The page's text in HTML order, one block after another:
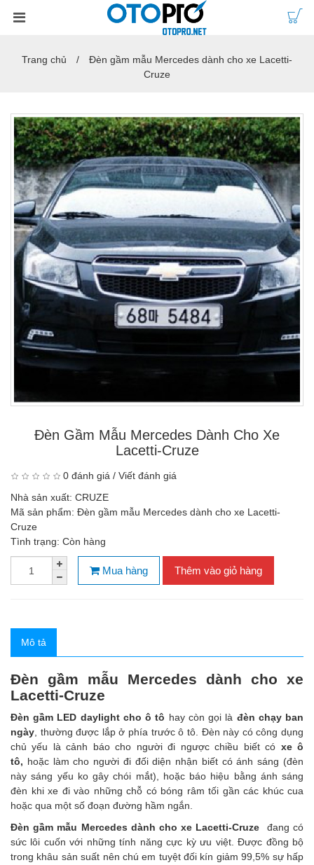
Trang chủ
Đèn gầm mẫu Mercedes dành cho xe Lacetti-
Cruze
Đèn Gầm Mẫu Mercedes Dành Cho Xe
Lacetti-Cruze
0 đánh giá / Viết đánh giá
Nhà sản xuất: CRUZE
Mã sản phẩm: Đèn gầm mẫu Mercedes dành cho xe Lacetti-
Cruze
Tình trạng: Còn hàng
Mua hàng Thêm vào giỏ hàng
Mô tả
Đèn gầm mẫu Mercedes dành cho xe
Lacetti-Cruze
Đèn gầm LED daylight cho ô tô hay còn gọi là đèn chạy ban
ngày , thường được lắp ở phía trước ô tô. Đèn này có công dụng
chủ yếu là cảnh báo cho người đi ngược chiều biết có xe ô
tô, hoặc làm cho người đi đối diện nhận biết có ánh sáng (đèn
này sáng yếu ko gây chói mắt), hoặc báo hiệu bằng ánh sáng
đèn khi xe đi vào những chỗ có bóng râm tối gần các khúc cua
hoặc qua một số đoạn đường hầm ngắn.
Đèn gầm mẫu Mercedes dành cho xe Lacetti-Cruze
đang có
sức lôi cuốn với những tính năng cực kỳ ưu việt. Được đồng bộ
trong khâu sản suất nên chú em tuyệt đối kín giảm 99,5% sự hấp